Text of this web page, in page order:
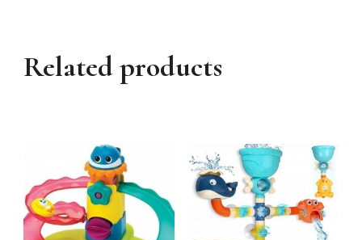
Related products